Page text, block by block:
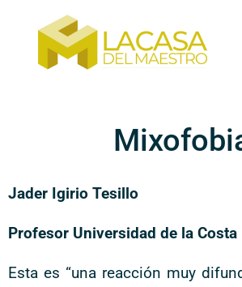
Jader Igirio Tesillo
Profesor Universidad de la Costa
Esta es “una reacción muy